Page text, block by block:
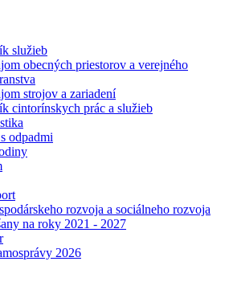
služieb
obecných priestorov a verejného
strojov a zariadení
cintorínskych prác a služieb
odpadmi
rozvoja a sociálneho rozvoja
na roky 2021 - 2027
2026